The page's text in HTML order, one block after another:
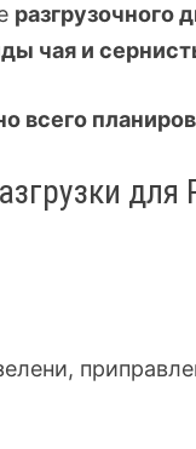
разгрузочного
чая и
всего
для